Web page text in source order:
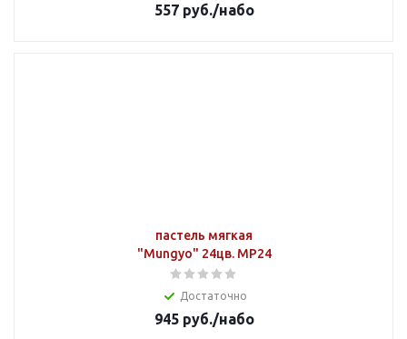
557руб./набо
пастель мягкая
"Mungyo" 24цв. MP24
Достаточно
945руб./набо